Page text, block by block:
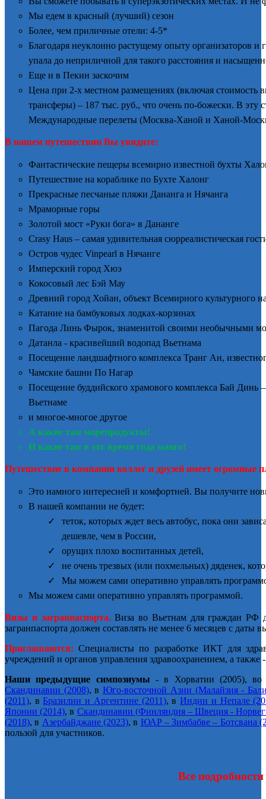
Мы едем в красный (лучший) сезон
Более, чем приличные отели: 4-5*
Благодаря неуклонно растущему опыту организаторов и
упала до неприличной для такого расстояния и
Еще и в Пекин заскочим
Цена при 2-х местном размещениях (включая стоимость
трансферы) – 187 тыс. руб., что очень по-божески. В эту
Международные перелеты (Москва-Ханой и Ханой-
В нашем путешествии Вы увидите:
Фантастические пещеры всемирно известной бухты
Путешествие на кораблике по Бухте Халонг
Прекрасные песчаные пляжи Дананга и Нячанга
Мраморные горы
Золотой мост «Руки бога» в Дананге
Crasy Haus – самая удивительная сюрреалистическая
Остров чудес Vinpearl в Нячанге
Имперский город Хюэ
Кокосовый лес Бэй Мау
Древний город Хойан, объект Всемирного
Катание на бамбуковых лодках-корзинах
Пагода Линь Фырок, знаменитой своими необычными
Датанла - красивейший водопад Вьетнама
Посещение ландшафтного комплекса Транг Ан,
Чамские башни По Нагар
Посещение буддийского храмового комплекса Бай
Вьетнаме
и многое-многое другое
А какие там морепродукты!
И какие там в это время года манго!
Путешествие в компании коллег и друзей имеет огромные
Это намного интересней и комфортней. Вы получите
В нашей компании не будет:
теток, которых ждет весь автобус, пока они
дешевле, чем в России,
орущих плохо воспитанных детей,
не очень трезвых (или похмельных) дяденек,
Мы можем сами оперативно управлять
Мы можем сами оперативно управлять программой.
Визы и загранпаспорта.Виза во Вьетнам для граждан РФ
загранпаспорта должен составлять не менее 6 месяцев с даты
Приглашаются: Специалисты по разработке ИКТ для
учреждений и органов управления здравоохранением, а
Наши предыдущие симпозиумы - в Хорватии (2005),
Скандинавии (2008), вЮго-восточной Азии (Малайзия -
(2011), в Бразилии и Аргентине (2011), вИндии и Непале
Японии (2014), в Скандинавии (Финляндия – Швеция -
(2018), в Азербайджане (2023), в ЮАР – Зимбабве – Ботсвана
пользой для участников.
Все